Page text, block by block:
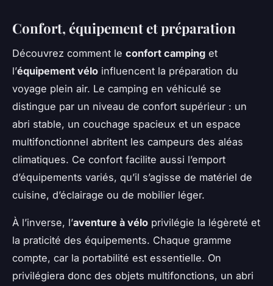
Confort, équipement et préparation
Découvrez comment le confort camping et
l’équipement vélo influencent la préparation du
voyage plein air. Le camping en véhiculé se
distingue par un niveau de confort supérieur : un
abri stable, un couchage spacieux et un espace
multifonctionnel abritent les campeurs des aléas
climatiques. Ce confort facilite aussi l’emport
d’équipements variés, qu’il s’agisse de matériel de
cuisine, d’éclairage ou de mobilier léger.
À l’inverse, l’aventure à vélo privilégie la légèreté et
la praticité des équipements. Chaque gramme
compte, car la portabilité est essentielle. On
privilégiera donc des objets multifonctions, un abri